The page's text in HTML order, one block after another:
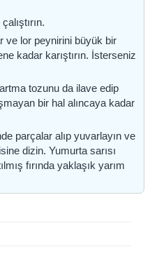
ve lor peynirini büyük bir
kadar karıştırın. İsterseniz
tozunu da ilave edip
bir hal alıncaya kadar
parçalar alıp yuvarlayın ve
dizin. Yumurta sarısı
fırında yaklaşık yarım